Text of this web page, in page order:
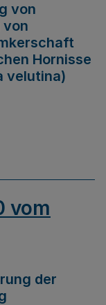
von
von
Hornisse
velutina)
vom
der